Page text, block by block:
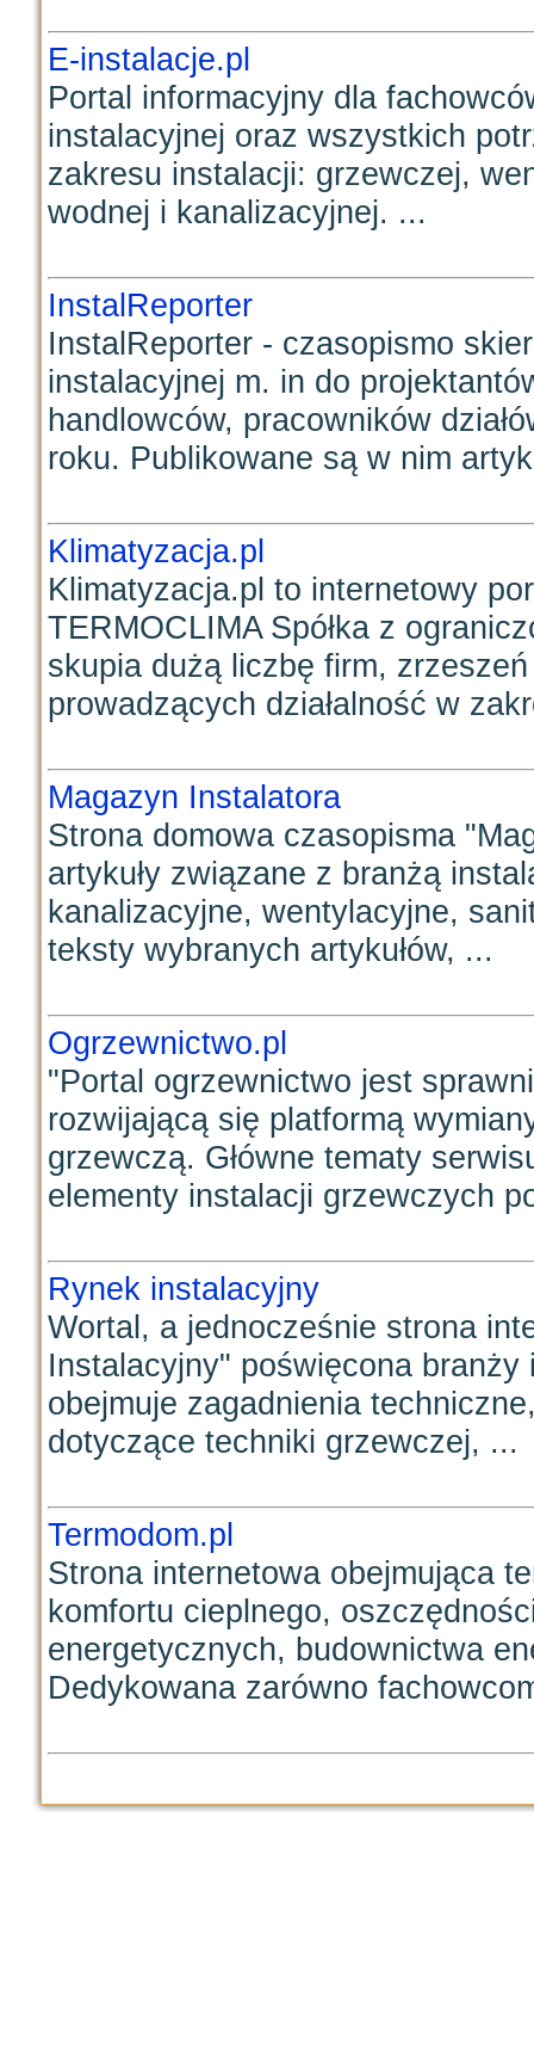
E-instalacje.pl
Portal informacyjny dla
instalacyjnej oraz wszystkich
zakresu instalacji: grzewczej,
wodnej i kanalizacyjnej. ...
InstalReporter
InstalReporter - czasopismo
instalacyjnej m. in do
handlowców, pracowników
roku. Publikowane są w nim
Klimatyzacja.pl
Klimatyzacja.pl to internetowy
TERMOCLIMA Spółka z
skupia dużą liczbę firm,
prowadzących działalność w
Magazyn Instalatora
Strona domowa czasopisma
artykuły związane z branżą
kanalizacyjne, wentylacyjne,
teksty wybranych artykułów, ...
Ogrzewnictwo.pl
"Portal ogrzewnictwo jest
rozwijającą się platformą
grzewczą. Główne tematy
elementy instalacji grzewczych
Rynek instalacyjny
Wortal, a jednocześnie strona
Instalacyjny" poświęcona
obejmuje zagadnienia
dotyczące techniki grzewczej, ...
Termodom.pl
Strona internetowa obejmująca
komfortu cieplnego,
energetycznych, budownictwa
Dedykowana zarówno